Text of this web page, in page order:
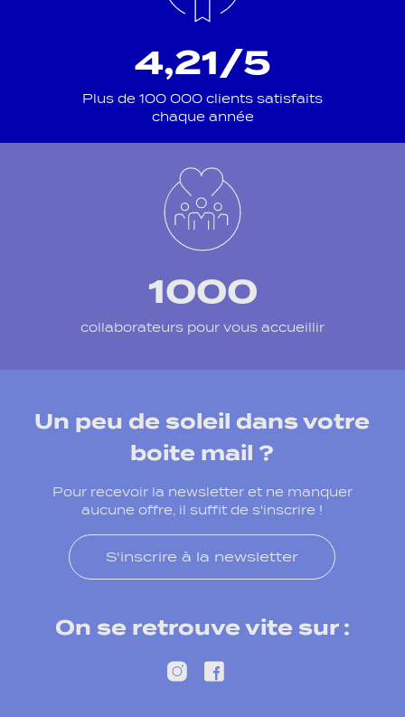
4,21/5
Plus de 100 000 clients satisfaits
chaque année
1000
collaborateurs pour vous accueillir
Un peu de soleil dans votre
boite mail ?
Pour recevoir la newsletter et ne manquer
aucune offre, il suffit de s'inscrire !
S'inscrire à la newsletter
On se retrouve vite sur :